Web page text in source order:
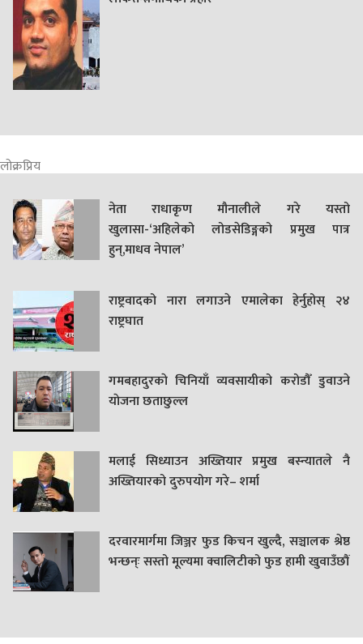
लोक्रप्रिय
नेता राधाकृण मौनालीले गरे यस्तो
खुलासा-‘अहिलेको लोडसेडिङ्गको प्रमुख पात्र
हुन्,माधव नेपाल’
राष्ट्रवादको नारा लगाउने एमालेका हेर्नुहोस् २४
राष्ट्रघात
गमबहादुरकाे चिनियाँ व्यवसायीको करोडौँ डुवाउने
याेजना छताछुल्ल
मलाई सिध्याउन अख्तियार प्रमुख बस्न्यातले नै
अख्तियारको दुरुपयोग गरे– शर्मा
दरवारमार्गमा जिञ्जर फुड किचन खुल्दै, सञ्चालक श्रेष्ठ
भन्छन्ः सस्तो मूल्यमा क्वालिटीको फुड हामी खुवाउँछौं